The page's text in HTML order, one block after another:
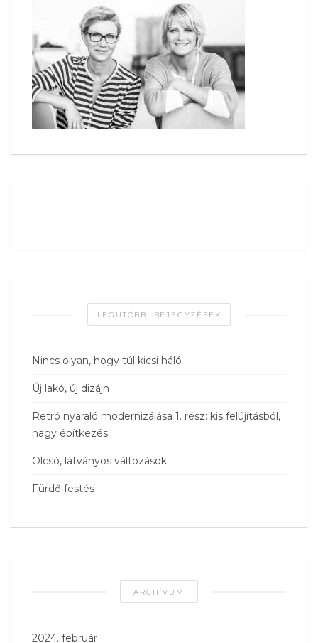
LEGUTÓBBI BEJEGYZÉSEK
Nincs olyan, hogy túl kicsi háló
Új lakó, új dizájn
Retró nyaraló modernizálása 1. rész: kis felújításból,
nagy építkezés
Olcsó, látványos változások
Fürdő festés
ARCHÍVUM
2024. február